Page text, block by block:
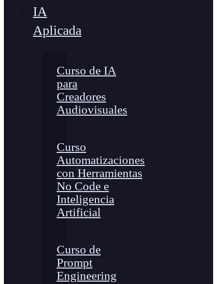
IA
Aplicada
Curso de IA
para
Creadores
Audiovisuales
Curso
Automatizaciones
con Herramientas
No Code e
Inteligencia
Artificial
Curso de
Prompt
Engineering